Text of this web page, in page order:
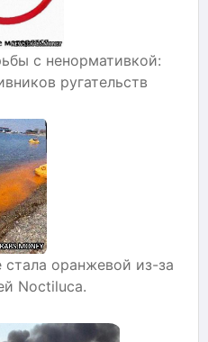
с ненормативкой:
ругательств
оранжевой из-за
Noctiluca.